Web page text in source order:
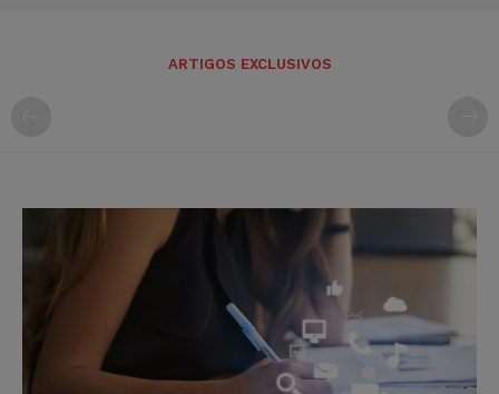
ARTIGOS EXCLUSIVOS